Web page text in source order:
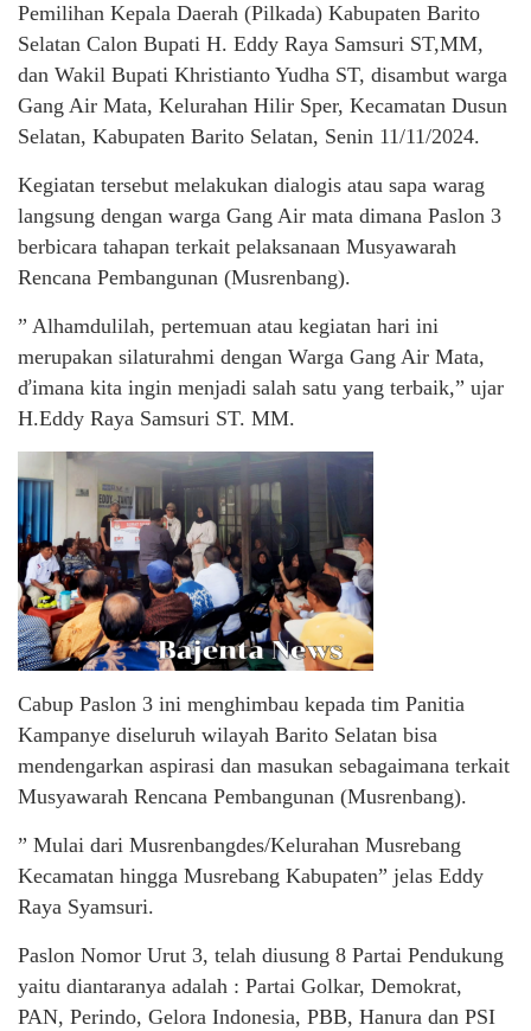
Pemilihan Kepala Daerah (Pilkada) Kabupaten Barito
Selatan Calon Bupati H. Eddy Raya Samsuri ST,MM,
dan Wakil Bupati Khristianto Yudha ST, disambut warga
Gang Air Mata, Kelurahan Hilir Sper, Kecamatan Dusun
Selatan, Kabupaten Barito Selatan, Senin 11/11/2024.
Kegiatan tersebut melakukan dialogis atau sapa warag
langsung dengan warga Gang Air mata dimana Paslon 3
berbicara tahapan terkait pelaksanaan Musyawarah
Rencana Pembangunan (Musrenbang).
” Alhamdulilah, pertemuan atau kegiatan hari ini
merupakan silaturahmi dengan Warga Gang Air Mata,
ďimana kita ingin menjadi salah satu yang terbaik,” ujar
H.Eddy Raya Samsuri ST. MM.
Cabup Paslon 3 ini menghimbau kepada tim Panitia
Kampanye diseluruh wilayah Barito Selatan bisa
mendengarkan aspirasi dan masukan sebagaimana terkait
Musyawarah Rencana Pembangunan (Musrenbang).
” Mulai dari Musrenbangdes/Kelurahan Musrebang
Kecamatan hingga Musrebang Kabupaten” jelas Eddy
Raya Syamsuri.
Paslon Nomor Urut 3, telah diusung 8 Partai Pendukung
yaitu diantaranya adalah : Partai Golkar, Demokrat,
PAN, Perindo, Gelora Indonesia, PBB, Hanura dan PSI